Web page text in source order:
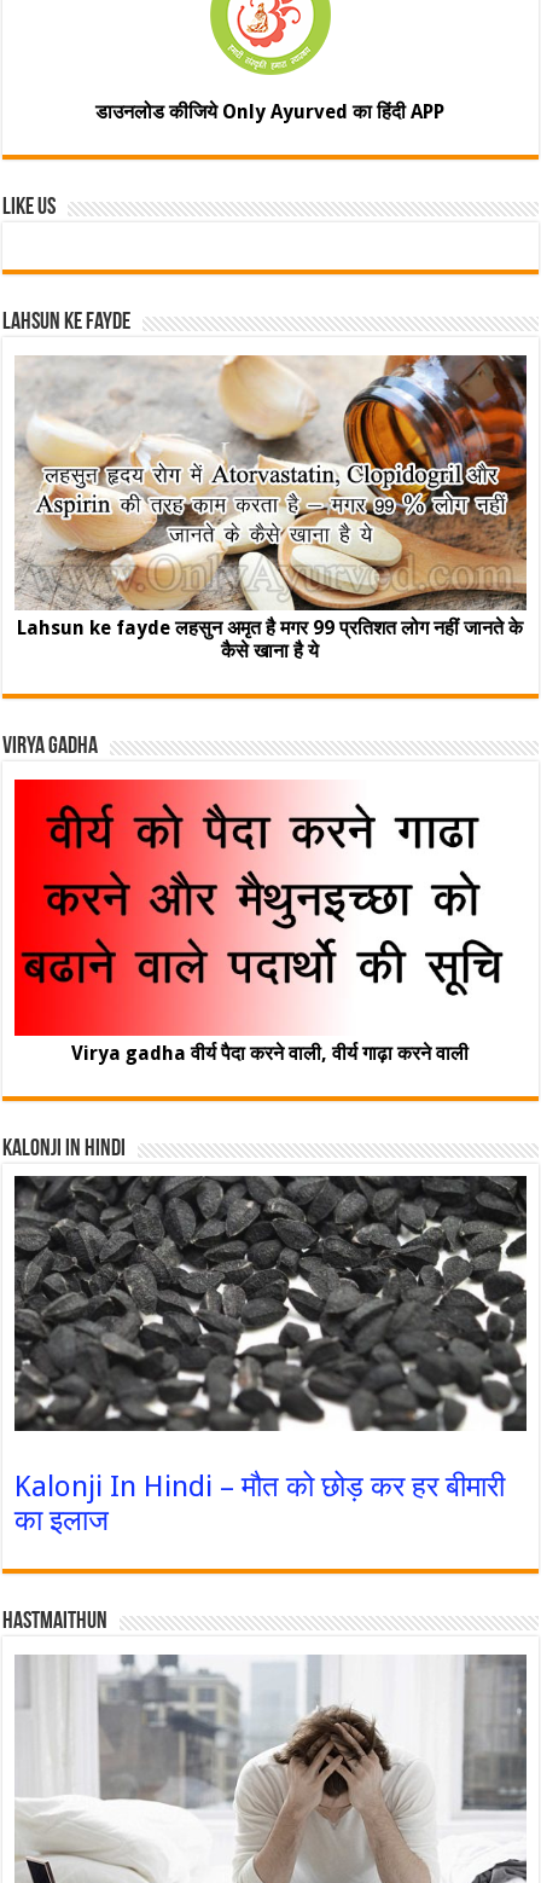
डाउनलोड कीजिये Only Ayurved का हिंदी APP
Like Us
Lahsun ke fayde
Lahsun ke fayde लहसुन अमृत है मगर 99 प्रतिशत लोग नहीं जानते के
कैसे खाना है ये
Virya Gadha
Virya gadha वीर्य पैदा करने वाली, वीर्य गाढ़ा करने वाली
Kalonji In Hindi
Kalonji In Hindi – मौत को छोड़ कर हर बीमारी
का इलाज
Hastmaithun